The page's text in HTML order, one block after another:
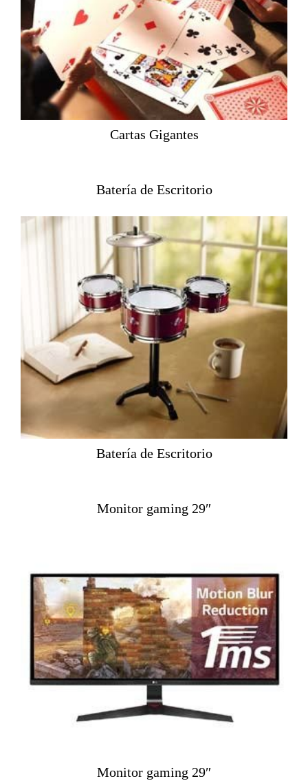
Cartas Gigantes
Batería de Escritorio
Batería de Escritorio
Monitor gaming 29″
Monitor gaming 29″